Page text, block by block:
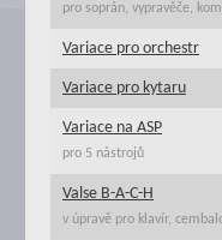
pro soprán, vypravěče,
Variace pro orchestr
Variace pro kytaru
Variace na ASP
pro 5 nástrojů
Valse B-A-C-H
v úpravě pro klavír,